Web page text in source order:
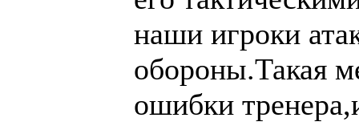
наши игроки
обороны.Такая
ошибки